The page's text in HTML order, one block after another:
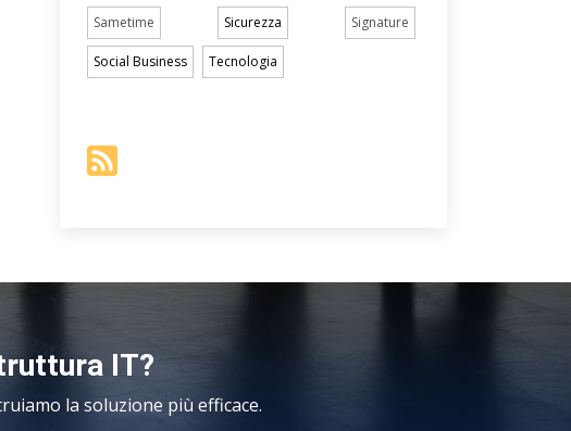
Sametime Sicurezza Signature
Social Business Tecnologia
IT?
la soluzione più efficace.